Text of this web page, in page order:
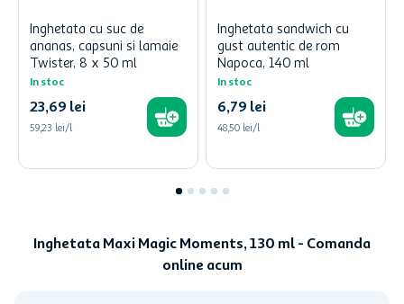
Inghetata cu suc de
ananas, capsuni si lamaie
Twister, 8 x 50 ml
In stoc
23,69 lei
59,23 lei/l
Inghetata sandwich cu
gust autentic de rom
Napoca, 140 ml
In stoc
6,79 lei
48,50 lei/l
Inghetata Maxi Magic Moments, 130 ml - Comanda
online acum